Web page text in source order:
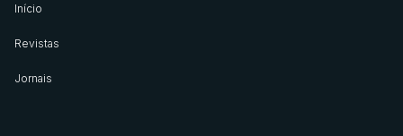
Início
Revistas
Jornais